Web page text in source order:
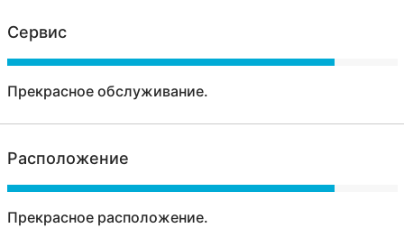
Сервис
Прекрасное обслуживание.
Расположение
Прекрасное расположение.